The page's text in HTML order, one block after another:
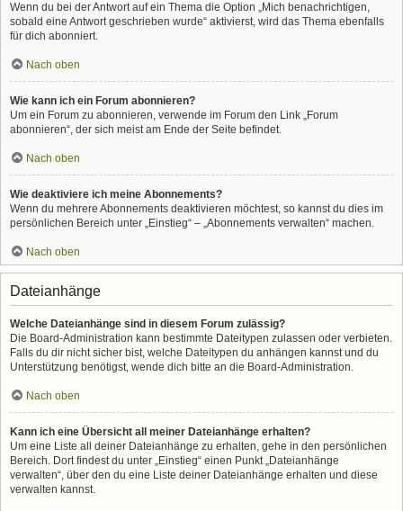
Wenn du bei der Antwort auf ein Thema die Option „Mich benachrichtigen,
sobald eine Antwort geschrieben wurde“ aktivierst, wird das Thema ebenfalls
für dich abonniert.
Nach oben
Wie kann ich ein Forum abonnieren?
Um ein Forum zu abonnieren, verwende im Forum den Link „Forum
abonnieren“, der sich meist am Ende der Seite befindet.
Nach oben
Wie deaktiviere ich meine Abonnements?
Wenn du mehrere Abonnements deaktivieren möchtest, so kannst du dies im
persönlichen Bereich unter „Einstieg“ – „Abonnements verwalten“ machen.
Nach oben
Dateianhänge
Welche Dateianhänge sind in diesem Forum zulässig?
Die Board-Administration kann bestimmte Dateitypen zulassen oder verbieten.
Falls du dir nicht sicher bist, welche Dateitypen du anhängen kannst und du
Unterstützung benötigst, wende dich bitte an die Board-Administration.
Nach oben
Kann ich eine Übersicht all meiner Dateianhänge erhalten?
Um eine Liste all deiner Dateianhänge zu erhalten, gehe in den persönlichen
Bereich. Dort findest du unter „Einstieg“ einen Punkt „Dateianhänge
verwalten“, über den du eine Liste deiner Dateianhänge erhalten und diese
verwalten kannst.